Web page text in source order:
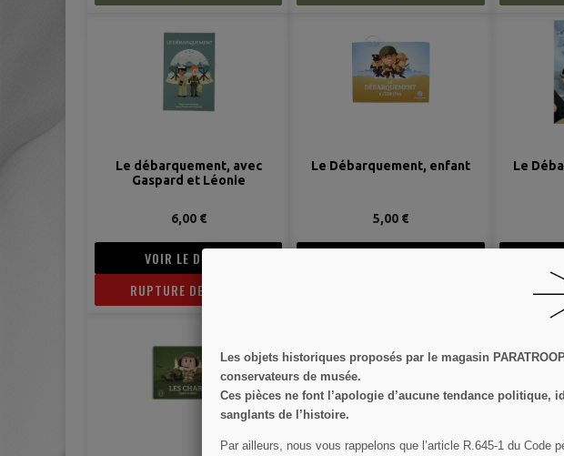
Le débarquement, avec
Gaspard et Léonie
6,00 €
VOIR LE DÉTAIL
RUPTURE DE STOCK
Le Débarquement, enfant
5,00 €
Le
Les objets historiques proposés par le magasin
conservateurs de musée.
Ces pièces ne font l’apologie d’aucune tendance
sanglants de l’histoire.
Par ailleurs, nous vous rappelons que l’article R.645­-1 du Code